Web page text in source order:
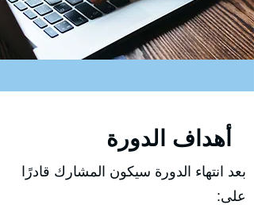
بعد انتهاء الدورة سيكون المشارك قادرًا
على: